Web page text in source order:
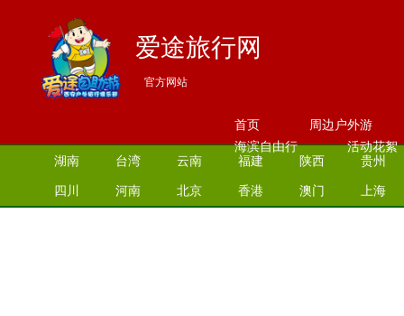
爱途旅行网
官方网站
首页
周边户外游
海滨自由行
活动花絮
湖南
台湾 云南 福建 陕西
贵州
四川
河南 北京 香港 澳门
上海